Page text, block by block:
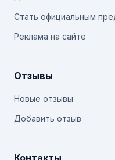
Стать официальным
Реклама на сайте
Отзывы
Новые отзывы
Добавить отзыв
Контакты